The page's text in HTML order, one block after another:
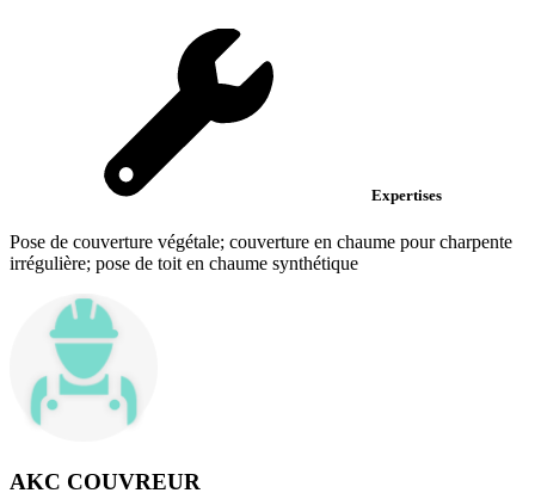
Expertises
Pose de couverture végétale; couverture en chaume pour charpente
irrégulière; pose de toit en chaume synthétique
AKC COUVREUR